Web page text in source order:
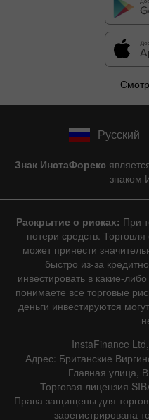
9 августа 2025 - 9 августа 2026
Фактическое Прогноз
Подробно о событии
История
Дата Фактическое
Русский
Знак ИнстаФорекс
знаком
Раскрытие о рисках: При
потери средств.
может принести
быстро из-за
инвестировать в какие-
понимаете все торговые
деньги инвестируются
InstaFinance
Адрес: Британские
Главная улица,
Торговая лицензия
Права защищены для
зарегистрирована